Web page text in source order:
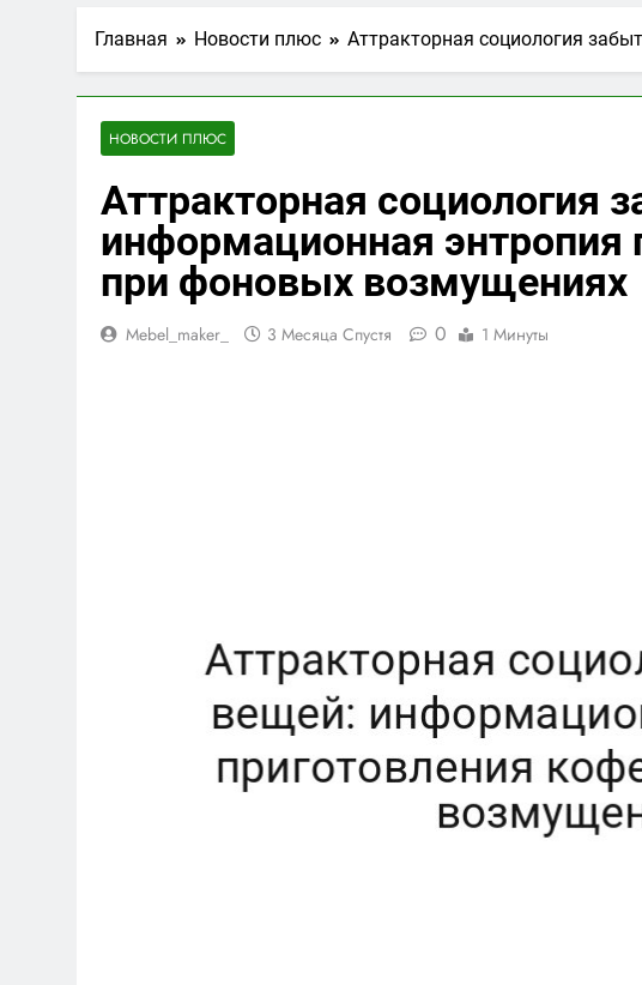
Главная Новости плюс Аттракторная социология
НОВОСТИ ПЛЮС
Аттракторная социология
информационная энтропия
при фоновых возмущениях
Mebel_maker_ 3 Месяца Спустя 0 1 Минуты